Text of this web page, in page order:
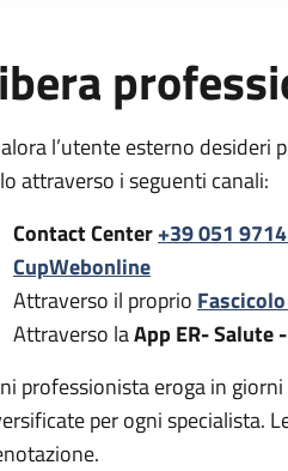
l’utente esterno desideri
attraverso i seguenti canali:
Contact Center+39 051
CupWebonline
Attraverso il proprio
Attraverso laApp ER- Salute -
professionista eroga in
per ogni specialista.